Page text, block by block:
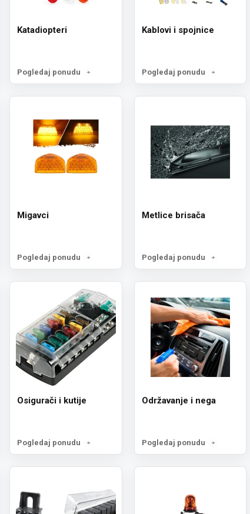
Katadiopteri
Pogledaj ponudu
Kablovi i spojnice
Pogledaj ponudu
Migavci
Pogledaj ponudu
Metlice brisača
Pogledaj ponudu
Osigurači i kutije
Pogledaj ponudu
Održavanje i nega
Pogledaj ponudu